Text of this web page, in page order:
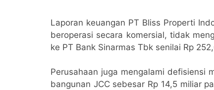
Laporan keuangan PT Bliss Properti
beroperasi secara komersial, tidak
ke PT Bank Sinarmas Tbk senilai Rp
Perusahaan juga mengalami defisiensi
bangunan JCC sebesar Rp 14,5 miliar